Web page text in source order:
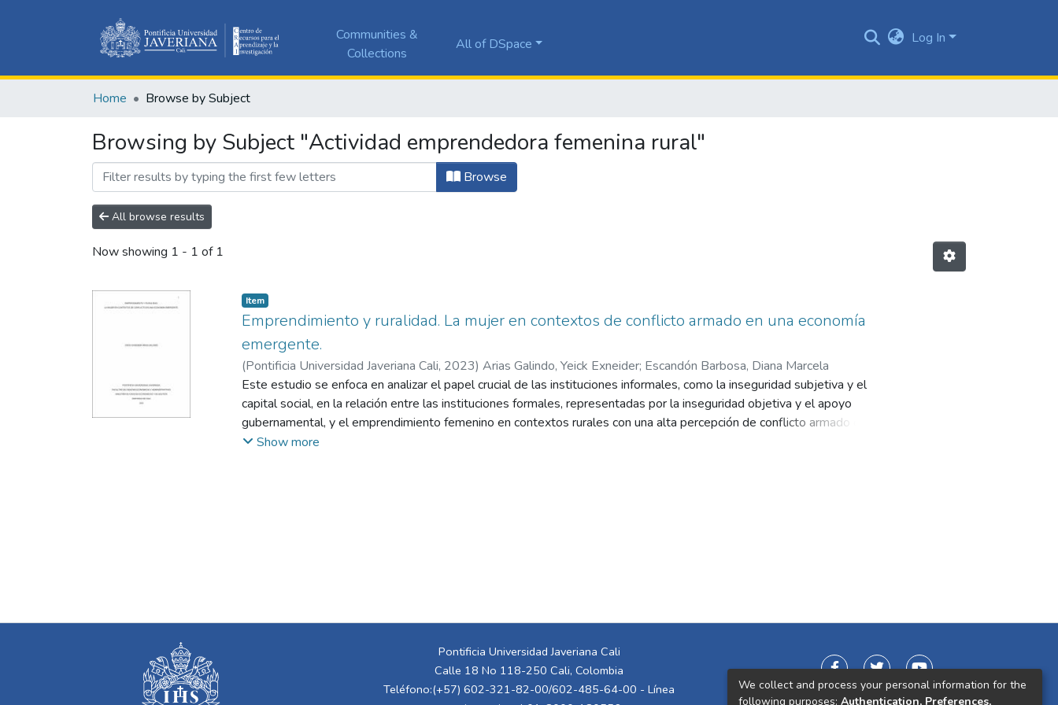
Communities &
Collections
All of DSpace Log In
Home Browse by Subject
Browsing by Subject "Actividad emprendedora femenina rural"
Browse
All browse results
Now showing 1 - 1 of 1
Item
Emprendimiento y ruralidad. La mujer en contextos de conflicto armado en una economía
emergente.
(Pontificia Universidad Javeriana Cali, 2023) Arias Galindo, Yeick Exneider; Escandón Barbosa, Diana Marcela
Este estudio se enfoca en analizar el papel crucial de las instituciones informales, como la inseguridad subjetiva y el
capital social, en la relación entre las instituciones formales, representadas por la inseguridad objetiva y el apoyo
gubernamental, y el emprendimiento femenino en contextos rurales con una alta percepción de conflicto armado en
Colombia. A través de un enfoque multinivel y un modelo de logit jerárquico, se confirmaron seis hipótesis clave. Los
Show more
Pontificia Universidad Javeriana Cali
Calle 18 No 118-250 Cali, Colombia
Teléfono:(+57) 602-321-82-00/602-485-64-00 - Línea
We collect and process your personal information for the
following purposes: Authentication, Preferences,